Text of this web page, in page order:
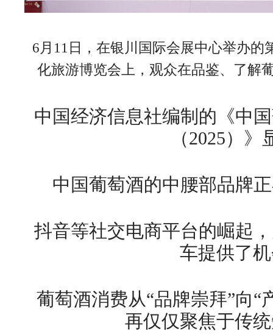
6月11日，在银川国际会展中心举办
化旅游博览会上，观众在品鉴、了解
中国经济信息社编制的《中
（2025）》
中国葡萄酒的中腰部品牌
抖音等社交电商平台的崛起
车提供了
葡萄酒消费从“品牌崇拜”向“
再仅仅聚焦于传